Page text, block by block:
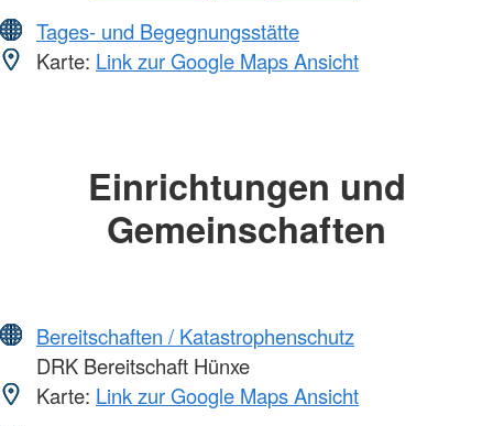
Tages- und Begegnungsstätte
Karte: Link zur Google Maps Ansicht
Einrichtungen und
Gemeinschaften
Bereitschaften / Katastrophenschutz
DRK Bereitschaft Hünxe
Karte: Link zur Google Maps Ansicht